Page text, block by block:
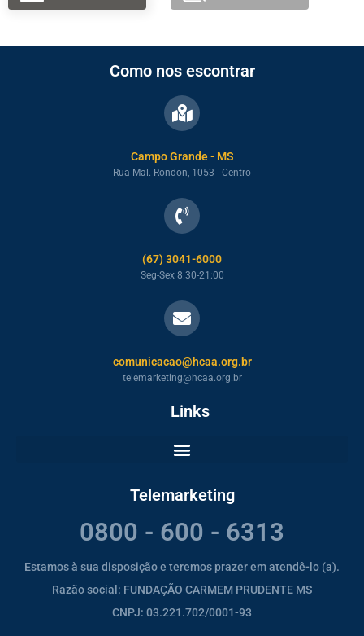
Como nos escontrar
Campo Grande - MS
Rua Mal. Rondon, 1053 - Centro
(67) 3041-6000
Seg-Sex 8:30-21:00
comunicacao@hcaa.org.br
telemarketing@hcaa.org.br
Links
Telemarketing
0800 - 600 - 6313
Estamos à sua disposição e teremos prazer em atendê-lo (a).
Razão social: FUNDAÇÃO CARMEM PRUDENTE MS
CNPJ: 03.221.702/0001-93